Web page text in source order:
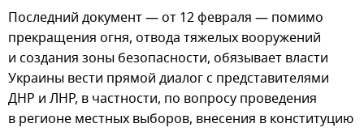
Последний документ — от 12 февраля — помимо
прекращения огня, отвода тяжелых вооружений
и создания зоны безопасности, обязывает власти
Украины вести прямой диалог с представителями
ДНР и ЛНР, в частности, по вопросу проведения
в регионе местных выборов, внесения в конституцию